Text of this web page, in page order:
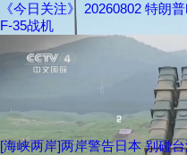
《今日关注》 20260802 特朗
F-35战机
[海峡两岸]两岸警告日本 别碰